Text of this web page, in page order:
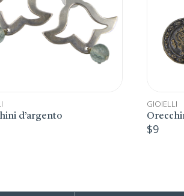
Orecchino con moneta ottomana